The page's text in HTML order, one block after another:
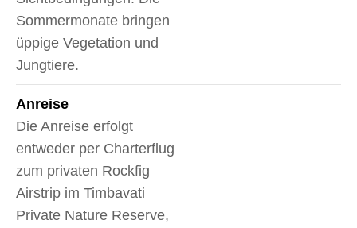
Sommermonate bringen
üppige Vegetation und
Jungtiere.
Anreise
Die Anreise erfolgt
entweder per Charterflug
zum privaten Rockfig
Airstrip im Timbavati
Private Nature Reserve,